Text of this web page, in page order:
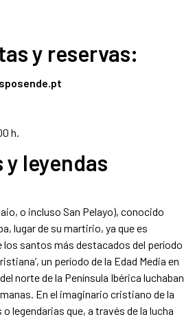
y reservas:
h.
leyendas
o incluso San Pelayo), conocido
lugar de su martirio, ya que es
los santos más destacados del período
un período de la Edad Media en
norte de la Península Ibérica luchaban
En el imaginario cristiano de la
legendarias que, a través de la lucha